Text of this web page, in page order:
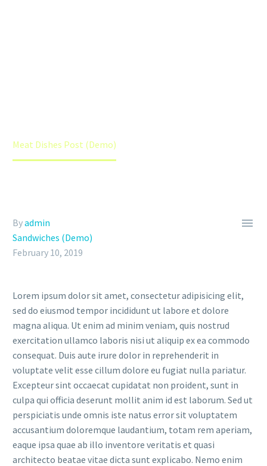
Meat Dishes Post (Demo)

Byadmin
Sandwiches (Demo)
February 10, 2019
Lorem ipsum dolor sit amet, consectetur adipisicing elit,
sed do eiusmod tempor incididunt ut labore et dolore
magna aliqua. Ut enim ad minim veniam, quis nostrud
exercitation ullamco laboris nisi ut aliquip ex ea commodo
consequat. Duis aute irure dolor in reprehenderit in
voluptate velit esse cillum dolore eu fugiat nulla pariatur.
Excepteur sint occaecat cupidatat non proident, sunt in
culpa qui officia deserunt mollit anim id est laborum. Sed ut
perspiciatis unde omnis iste natus error sit voluptatem
accusantium doloremque laudantium, totam rem aperiam,
eaque ipsa quae ab illo inventore veritatis et quasi
architecto beatae vitae dicta sunt explicabo. Nemo enim